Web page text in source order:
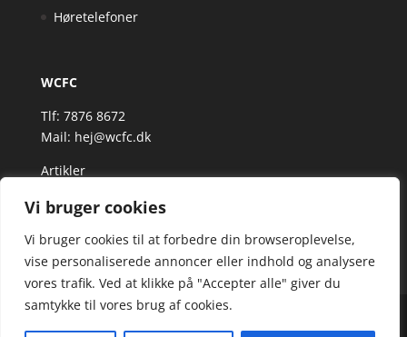
Vi bruger cookies
Vi bruger cookies til at forbedre din browseroplevelse,
vise personaliserede annoncer eller indhold og analysere
vores trafik. Ved at klikke på "Accepter alle" giver du
samtykke til vores brug af cookies.
Høretelefoner
WCFC
Tlf: 7876 8672
Mail: hej@wcfc.dk
Artikler